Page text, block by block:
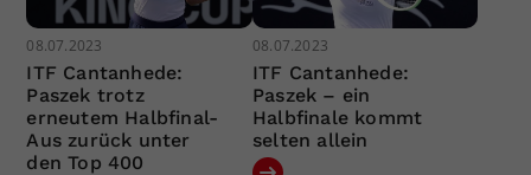
08.07.2023
ITF Cantanhede:
Paszek trotz
erneutem Halbfinal-
Aus zurück unter
den Top 400
08.07.2023
ITF Cantanhede:
Paszek – ein
Halbfinale kommt
selten allein